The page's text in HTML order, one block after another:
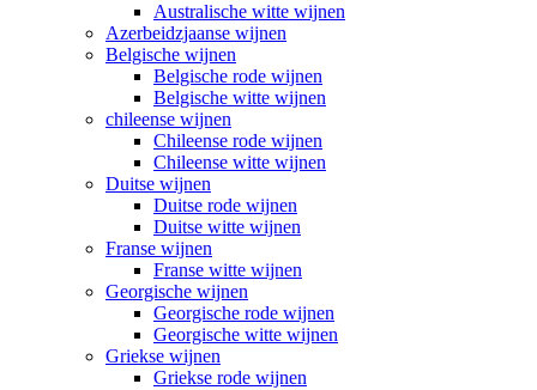
Australische witte wijnen
Azerbeidzjaanse wijnen
Belgische wijnen
Belgische rode wijnen
Belgische witte wijnen
chileense wijnen
Chileense rode wijnen
Chileense witte wijnen
Duitse wijnen
Duitse rode wijnen
Duitse witte wijnen
Franse wijnen
Franse witte wijnen
Georgische wijnen
Georgische rode wijnen
Georgische witte wijnen
Griekse wijnen
Griekse rode wijnen